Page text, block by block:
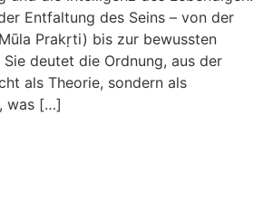
Entfaltung des Seins – von der
Prakṛti) bis zur bewussten
deutet die Ordnung, aus der
als Theorie, sondern als
was […]